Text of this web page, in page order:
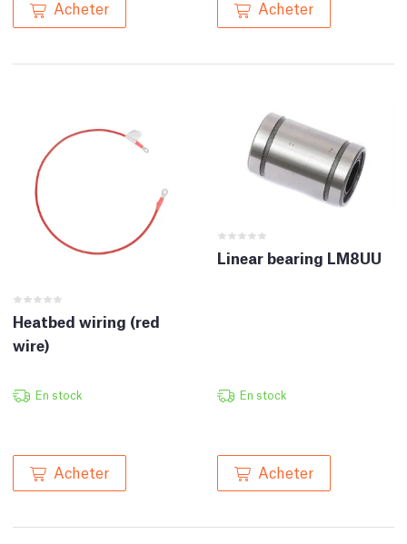
Acheter Acheter
Heatbed wiring (red
wire)
En stock
Acheter
Linear bearing LM8UU
En stock
Acheter